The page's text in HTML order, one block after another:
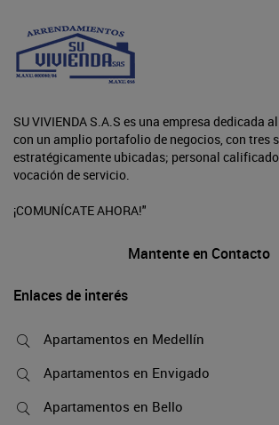
SU VIVIENDA S.A.S es una empresa dedicada
con un amplio portafolio de negocios, con tres
estratégicamente ubicadas; personal
vocación de servicio.
¡COMUNÍCATE AHORA!"
Mantente en Contacto
Enlaces de interés
Apartamentos en Medellín
Apartamentos en Envigado
Apartamentos en Bello